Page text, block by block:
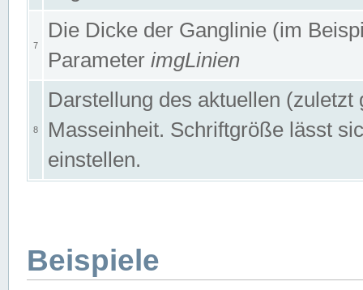
7
Die Dicke der Ganglinie (im
Parameter imgLinien
8
Darstellung des aktuellen
Masseinheit. Schriftgröße lässt
einstellen.
Beispiele